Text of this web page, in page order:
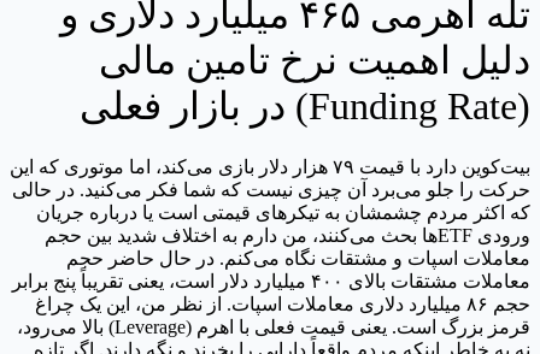
تله اهرمی ۴۶۵ میلیارد دلاری و
دلیل اهمیت نرخ تامین مالی
(Funding Rate) در بازار فعلی
بیت‌کوین دارد با قیمت ۷۹ هزار دلار بازی می‌کند، اما موتوری که این
حرکت را جلو می‌برد آن چیزی نیست که شما فکر می‌کنید. در حالی
که اکثر مردم چشمشان به تیکرهای قیمتی است یا درباره جریان
ورودی ETFها بحث می‌کنند، من دارم به اختلاف شدید بین حجم
معاملات اسپات و مشتقات نگاه می‌کنم. در حال حاضر حجم
معاملات مشتقات بالای ۴۰۰ میلیارد دلار است، یعنی تقریباً پنج برابر
حجم ۸۶ میلیارد دلاری معاملات اسپات. از نظر من، این یک چراغ
قرمز بزرگ است. یعنی قیمت فعلی با اهرم (Leverage) بالا می‌رود،
نه به خاطر اینکه مردم واقعاً دارایی را بخرند و نگه دارند. اگر تازه